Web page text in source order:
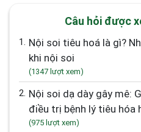
Câu hỏi được
1. Nội soi tiêu hoá là gì? Những điều bạn cần biết
khi nội soi
(1347 lượt xem)
2. Nội soi dạ dày gây mê: Giải pháp chẩn đoán và
điều trị bệnh lý tiêu hóa
(975 lượt xem)